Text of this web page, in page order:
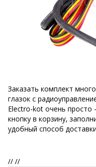
Заказать комплект
глазок с
Electro-kot очень просто
кнопку в корзину,
удобный способ
// //